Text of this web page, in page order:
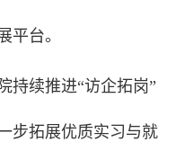
平台。
持续推进“访企拓岗”
步拓展优质实习与就